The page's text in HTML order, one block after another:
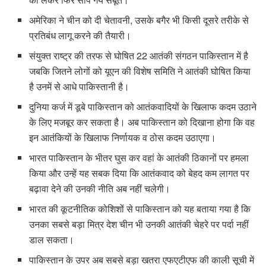
अमेरिका ने चीन को दी चेतावनी, उसके बगैर भी किसी दूसरे तरीके से
प्रतिबंध लागू करने की तैयारी।
संयुक्त राष्ट्र की तरफ से घोषित 22 आतंकी संगठन पाकिस्तान में है
जबकि जितने लोगों को यूएन की विशेष समिति ने आतंकी घोषित किया
है उनमें से आधे पाकिस्तानी है।
दुनिया कर्ज में डूबे पाकिस्तान को आतंकवादियों के खिलाफ कदम उठाने
के लिए मजबूर कर सकता है। अब पाकिस्तान को दिखाना होगा कि वह
इन आतंकियों के खिलाफ निर्णायक व ठोस कदम उठाएगा।
भारत पाकिस्तान के भीतर घुस कर वहां के आतंकी ठिकानों पर हमला
किया और उन्हें यह सबक दिया कि आतंकवाद को बेहद कम लागत पर
बढ़ावा देने की उनकी नीति अब नहीं चलेगी।
भारत की कूटनीतिक कोशिशों से पाकिस्तान को यह बताया गया है कि
उनका सबसे बड़ा मित्र देश चीन भी उनकी आतंकी चेहरे पर पर्दा नहीं
डाल सकता।
पाकिस्तान के उपर अब सबसे बड़ा खतरा एफएटीएफ की काली सूची में